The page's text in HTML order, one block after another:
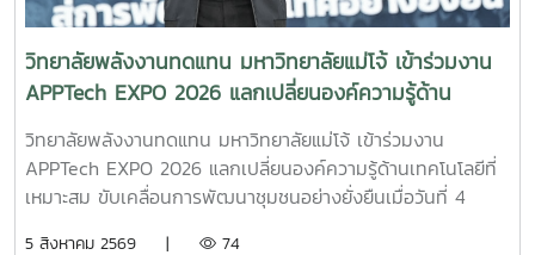
สำคัญของประเทศในอนาคต คณะครูและนักเรียนยังได้
เยี่ยมชมห้องปฏิบัติการและศูนย์การเรียนรู้ด้านพลังงานของ
วิทยาลัย เพื่อสัมผัสบรรยากาศการเรียนรู้จากสถานที่จริงและเห็น
การประยุกต์ใช้องค์ความรู้ด้านวิศวกรรมพลังงานและเทคโนโลยี
พลังงานสะอาดอย่างเป็นรูปธรรม โอกาสนี้ วิทยาลัย
พลังงานทดแทนได้ประชาสัมพันธ์ หลักสูตรวิศวกรรมศาสตร
บัณฑิต สาขาวิชาวิศวกรรมพลังงาน (หลักสูตร 4 ปี) พร้อม
วิทยาลัยพลังงานทดแทน มหาวิทยาลัยแม่โจ้ เข้าร่วมงาน
APPTech EXPO 2026 แลกเปลี่ยนองค์ความรู้ด้าน
เทคโนโลยีที่เหมาะสม ขับเคลื่อนการพัฒนาชุมชนอย่าง
ยั่งยืน
วิทยาลัยพลังงานทดแทน มหาวิทยาลัยแม่โจ้ เข้าร่วมงาน
APPTech EXPO 2026 แลกเปลี่ยนองค์ความรู้ด้านเทคโนโลยีที่
เหมาะสม ขับเคลื่อนการพัฒนาชุมชนอย่างยั่งยืนเมื่อวันที่ 4
5 สิงหาคม 2569 | 74